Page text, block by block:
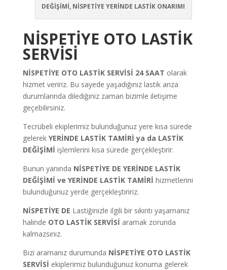
DEĞİŞİMİ, NİSPETİYE YERİNDE LASTİK ONARIMI
NİSPETİYE OTO LASTİK
SERVİSİ
NİSPETİYE OTO LASTİK SERVİSİ 24 SAAT olarak
hizmet veririz. Bu sayede yaşadığınız lastik arıza
durumlarında dilediğiniz zaman bizimle iletişime
geçebilirsiniz.
Tecrübeli ekiplerimiz bulunduğunuz yere kısa sürede
gelerek YERİNDE LASTİK TAMİRİ ya da LASTİK
DEĞİŞİMİ işlemlerini kısa sürede gerçekleştirir.
Bunun yanında NİSPETİYE DE YERİNDE LASTİK
DEĞİŞİMİ ve YERİNDE LASTİK TAMİRİ hizmetlerini
bulunduğunuz yerde gerçekleştiririz.
NİSPETİYE DE Lastiğinizle ilgili bir sıkıntı yaşamanız
halinde OTO LASTİK SERVİSİ aramak zorunda
kalmazsınız.
Bizi aramanız durumunda NİSPETİYE OTO LASTİK
SERVİSİ ekiplerimiz bulunduğunuz konuma gelerek